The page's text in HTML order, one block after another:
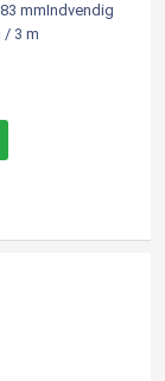
mmIndvendig
/ 3 m